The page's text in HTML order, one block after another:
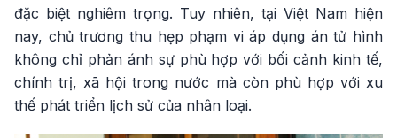
đặc biệt nghiêm trọng. Tuy nhiên, tại Việt Nam hiện
nay, chủ trương thu hẹp phạm vi áp dụng án tử hình
không chỉ phản ánh sự phù hợp với bối cảnh kinh tế,
chính trị, xã hội trong nước mà còn phù hợp với xu
thế phát triển lịch sử của nhân loại.